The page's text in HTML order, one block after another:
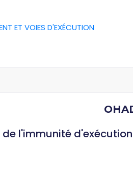
ET VOIES D'EXÉCUTION
l'immunité